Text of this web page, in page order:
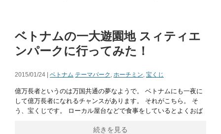
ベトナムの一大遊園地 スィティエ
ンパークに行ってみた！
2015/01/24 | ベトナム テーマパーク , ホーチミン, 宝くじ
億万長者というのは万国共通の夢なようで。 ベトナムにも一夜に
して億万長者になれるチャンスがあります。 それがこちら。 そ
う、宝くじです。 ローカル屋台などで食事をしているとよくおば
続きを見る